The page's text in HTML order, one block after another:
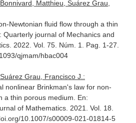
Matthieu, Suárez Grau,
Newtonian fluid flow through a thin
Quarterly journal of Mechanics and
. 2022. Vol. 75. Núm. 1. Pag. 1-27.
qjmam/hbac004
Grau, Francisco J.:
nonlinear Brinkman's law for non-
a thin porous medium. En:
of Mathematics. 2021. Vol. 18.
10.1007/s00009-021-01814-5